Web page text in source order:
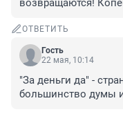
возвращаются!
ОТВЕТИТЬ
Гость
22 мая, 10:14
"За деньги да" -
большинство думы